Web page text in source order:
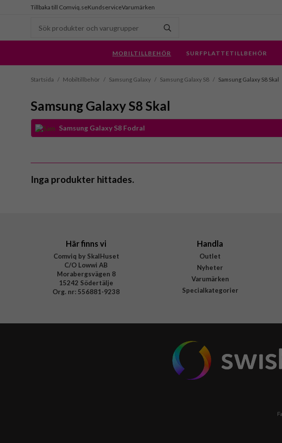
Tillbaka till Comviq.seKundserviceVarumärken
MOBILTILLBEHÖR SURFPLATTETILLBEHÖR
Startsida / Mobiltillbehör / Samsung Galaxy / Samsung Galaxy S8 / Samsung Galaxy S8 Skal
Samsung Galaxy S8 Skal
Samsung Galaxy S8 Fodral
Inga produkter hittades.
Här finns vi
Comviq by SkalHuset
C/O Lowwi AB
Morabergsvägen 8
15242 Södertälje
Org. nr: 556881-9238
Handla
Outlet
Nyheter
Varumärken
Specialkategorier